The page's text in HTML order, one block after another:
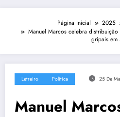
Página inicial 2025
Manuel Marcos celebra
gripais em
Letreiro Politica 25 De
Manuel